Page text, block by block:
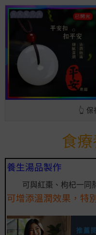
👆
食
養生湯品製作
可與紅棗、枸杞一同
可增添溫潤效果，特
推薦